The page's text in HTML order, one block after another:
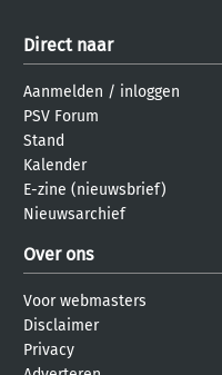
Direct naar
Aanmelden / inloggen
PSV Forum
Stand
Kalender
E-zine (nieuwsbrief)
Nieuwsarchief
Over ons
Voor webmasters
Disclaimer
Privacy